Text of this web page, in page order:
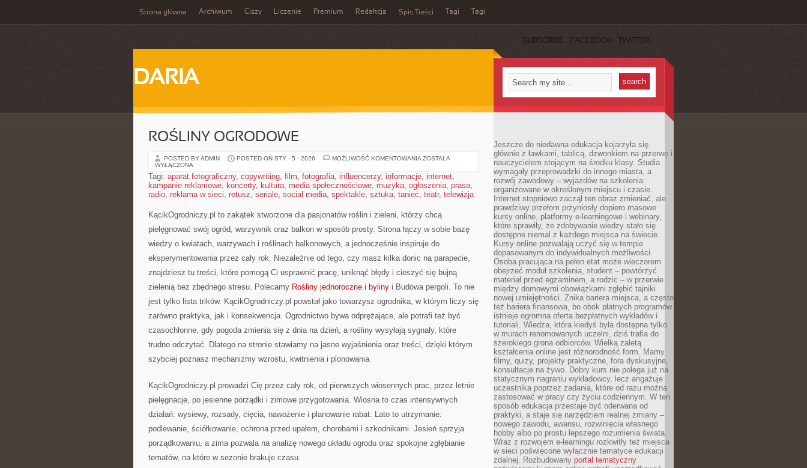
Strona główna Archiwum Ciszy Liczenie Premium Redakcja Spis Treści Tagi Tagi
SUBSCRIBE FACEBOOK TWITTER
DARIA
ROŚLINY OGRODOWE
POSTED BY ADMIN POSTED ON STY - 5 - 2026 MOŻLIWOŚĆ KOMENTOWANIA ROŚLINY
ZOSTAŁA
WYŁĄCZONA
Tagi: aparat fotograficzny, copywriting, film, fotografia, influencerzy, informacje, internet,
kampanie reklamowe, koncerty, kultura, media społecznościowe, muzyka, ogłoszenia, prasa,
radio, reklama w sieci, retusz, seriale, social media, spektakle, sztuka, taniec, teatr, telewizja
KącikOgrodniczy.pl to zakątek stworzone dla pasjonatów roślin i zieleni, którzy chcą
pielęgnować swój ogród, warzywnik oraz balkon w sposób prosty. Strona łączy w sobie bazę
wiedzy o kwiatach, warzywach i roślinach balkonowych, a jednocześnie inspiruje do
eksperymentowania przez cały rok. Niezależnie od tego, czy masz kilka donic na parapecie,
znajdziesz tu treści, które pomogą Ci usprawnić pracę, uniknąć błędy i cieszyć się bujną
zielenią bez zbędnego stresu. Polecamy Rośliny jednoroczne i byliny i Budowa pergoli. To nie
jest tylko lista trików. KącikOgrodniczy.pl powstał jako towarzysz ogrodnika, w którym liczy się
zarówno praktyka, jak i konsekwencja. Ogrodnictwo bywa odprężające, ale potrafi też być
czasochłonne, gdy pogoda zmienia się z dnia na dzień, a rośliny wysyłają sygnały, które
trudno odczytać. Dlatego na stronie stawiamy na jasne wyjaśnienia oraz treści, dzięki którym
szybciej poznasz mechanizmy wzrostu, kwitnienia i plonowania.
KącikOgrodniczy.pl prowadzi Cię przez cały rok, od pierwszych wiosennych prac, przez letnie
pielęgnacje, po jesienne porządki i zimowe przygotowania. Wiosna to czas intensywnych
działań: wysiewy, rozsady, cięcia, nawożenie i planowanie rabat. Lato to utrzymanie:
podlewanie, ściółkowanie, ochrona przed upałem, chorobami i szkodnikami. Jesień sprzyja
porządkowaniu, a zima pozwala na analizę nowego układu ogrodu oraz spokojne zgłębianie
tematów, na które w sezonie brakuje czasu.
Jeszcze do niedawna edukacja kojarzyła się
głównie z ławkami, tablicą, dzwonkiem na przerwę i
nauczycielem stojącym na środku klasy. Studia
wymagały przeprowadzki do innego miasta, a
rozwój zawodowy – wyjazdów na szkolenia
organizowane w określonym miejscu i czasie.
Internet stopniowo zaczął ten obraz zmieniać, ale
prawdziwy przełom przyniosły dopiero masowe
kursy online, platformy e-learningowe i webinary,
które sprawiły, że zdobywanie wiedzy stało się
dostępne niemal z każdego miejsca na świecie.
Kursy online pozwalają uczyć się w tempie
dopasowanym do indywidualnych możliwości.
Osoba pracująca na pełen etat może wieczorem
obejrzeć moduł szkolenia, student – powtórzyć
materiał przed egzaminem, a rodzic – w przerwie
między domowymi obowiązkami zgłębić tajniki
nowej umiejętności. Znika bariera miejsca, a często
też bariera finansowa, bo obok płatnych programów
istnieje ogromna oferta bezpłatnych wykładów i
tutoriali. Wiedza, która kiedyś była dostępna tylko
w murach renomowanych uczelni, dziś trafia do
szerokiego grona odbiorców. Wielką zaletą
kształcenia online jest różnorodność form. Mamy
filmy, quizy, projekty praktyczne, fora dyskusyjne,
konsultacje na żywo. Dobry kurs nie polega już na
statycznym nagraniu wykładowcy, lecz angażuje
uczestnika poprzez zadania, które od razu można
zastosować w pracy czy życiu codziennym. W ten
sposób edukacja przestaje być oderwana od
praktyki, a staje się narzędziem realnej zmiany –
nowego zawodu, awansu, rozwinięcia własnego
hobby albo po prostu lepszego rozumienia świata.
Wraz z rozwojem e-learningu rozkwitły też miejsca
w sieci poświęcone wyłącznie tematyce edukacji
zdalnej. Rozbudowany portal tematyczny